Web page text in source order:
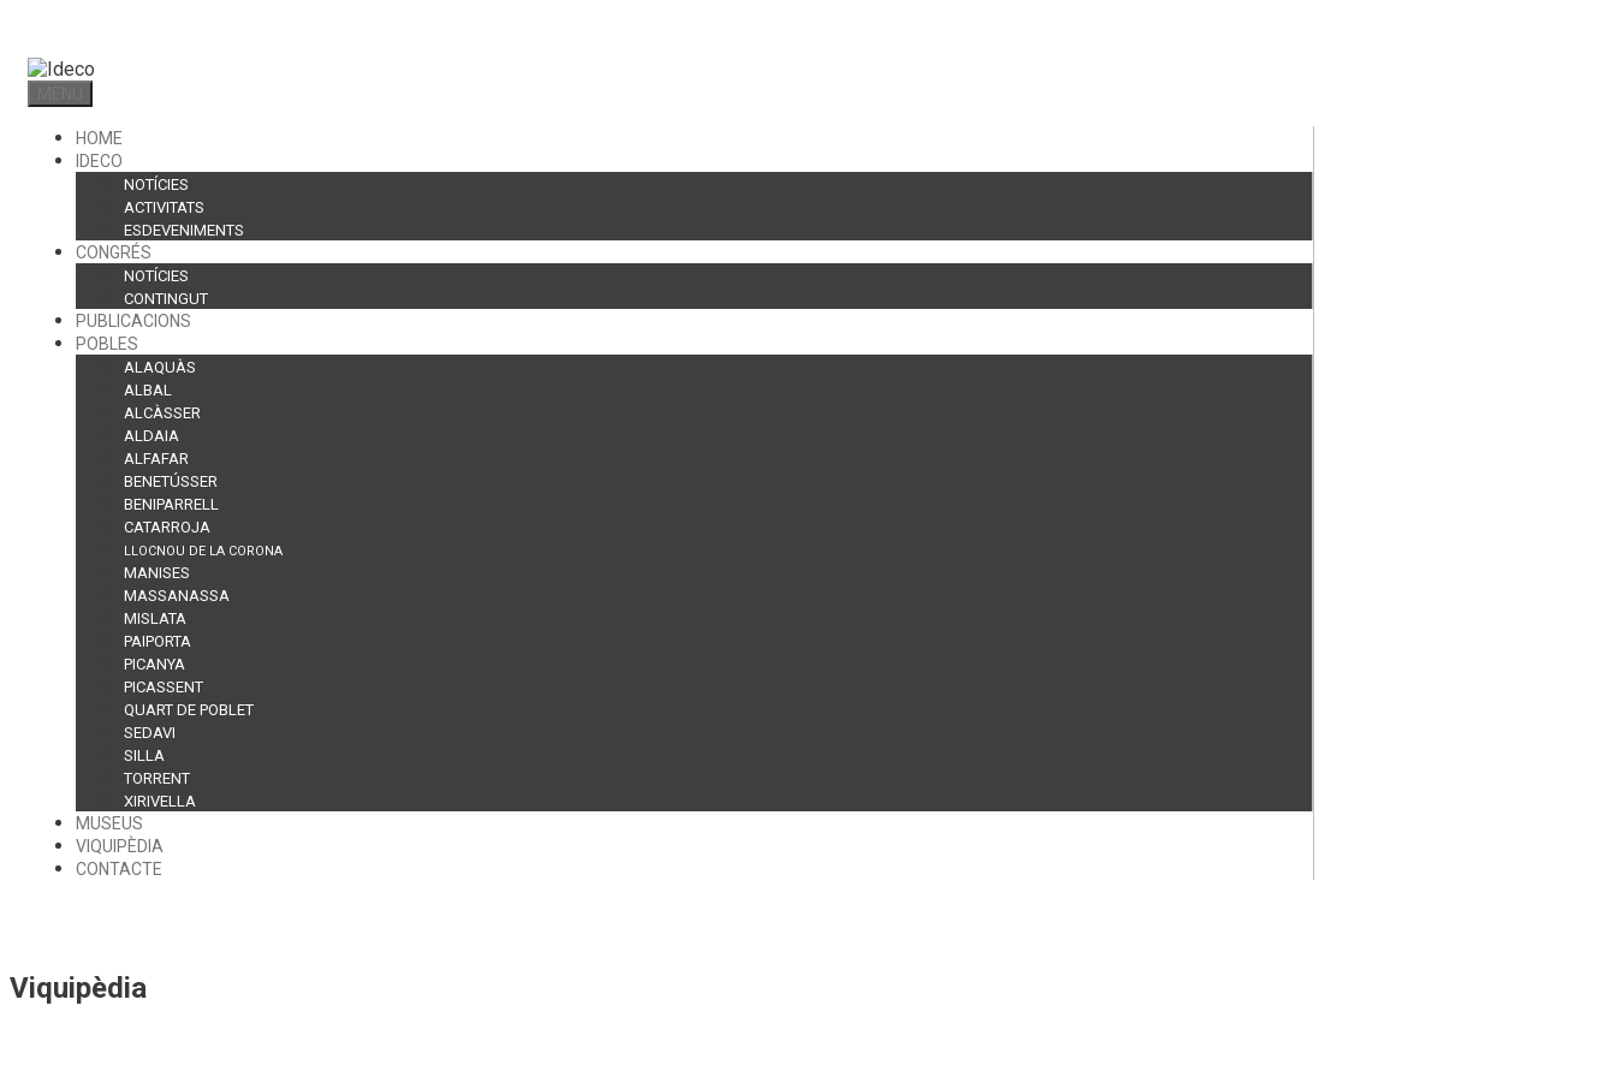
content
HOME
IDECO
NOTÍCIES
ACTIVITATS
ESDEVENIMENTS
CONGRÉS
NOTÍCIES
CONTINGUT
PUBLICACIONS
POBLES
ALAQUÀS
ALBAL
ALCÀSSER
ALDAIA
ALFAFAR
BENETÚSSER
BENIPARRELL
CATARROJA
LLOCNOU DE LA CORONA
MANISES
MASSANASSA
MISLATA
PAIPORTA
PICANYA
PICASSENT
QUART DE POBLET
SEDAVI
SILLA
TORRENT
XIRIVELLA
MUSEUS
VIQUIPÈDIA
CONTACTE
Viquipèdia